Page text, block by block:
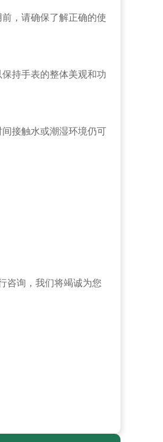
，请确保了解正确的使
持手表的整体美观和功
接触水或潮湿环境仍可
咨询，我们将竭诚为您